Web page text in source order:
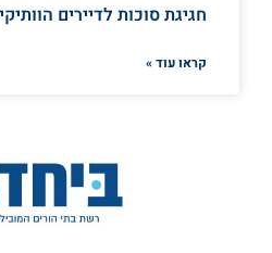
חגיגת סוכות לדיירים
קראו עוד »